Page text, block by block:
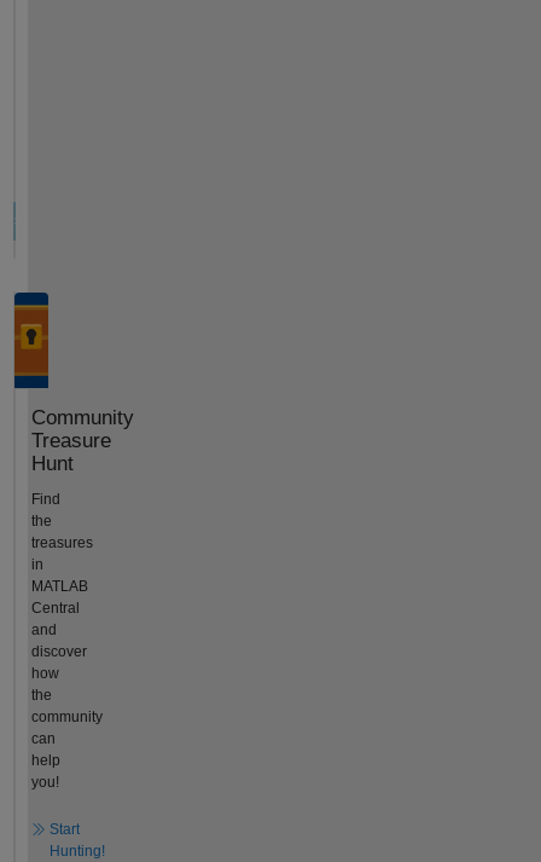
Community
Treasure
Hunt
Find
the
treasures
in
MATLAB
Central
and
discover
how
the
community
can
help
you!
Start
Hunting!